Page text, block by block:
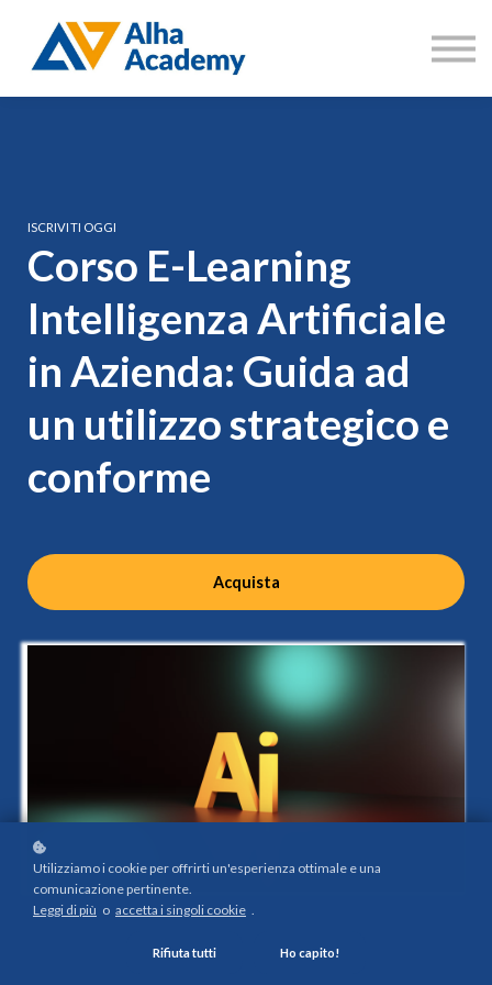
Catalogo corsi
Aree di formazione
ISCRIVITI OGGI
Corso E-Learning
Intelligenza Artificiale
in Azienda: Guida ad
un utilizzo strategico e
conforme
Acquista
Utilizziamo i cookie per offrirti un'esperienza ottimale e una
comunicazione pertinente.
Leggi di più o accetta i singoli cookie .
Rifiuta tutti Ho capito!